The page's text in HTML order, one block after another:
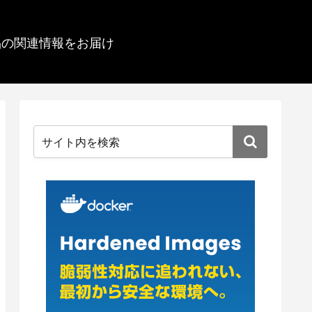
関連情報をお届け